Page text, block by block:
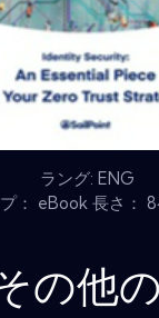
ラング: ENG
： eBook 長さ：
の他